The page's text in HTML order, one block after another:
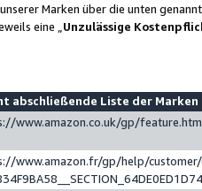
Marken über die unten
eine „ Unzulässige
abschließende Liste der Marken
www.amazon.co.uk/gp/
www.amazon.fr/gp/help/